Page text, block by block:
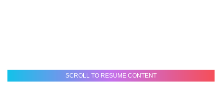
SCROLL TO RESUME CONTENT